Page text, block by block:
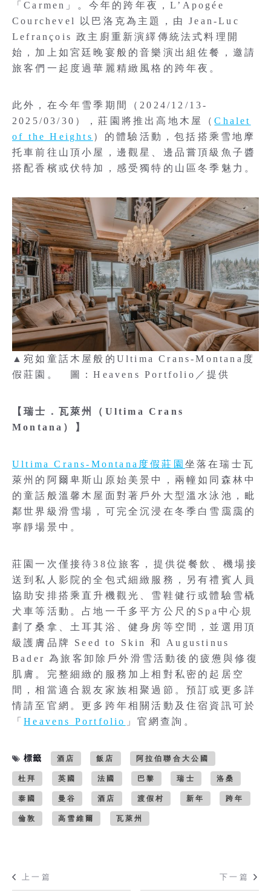
「Carmen」。今年的跨年夜，L’Apogée
Courchevel 以巴洛克為主題，由 Jean-Luc
Lefrançois 政主廚重新演繹傳統法式料理開
始，加上如宮廷晚宴般的音樂演出組佐餐，邀請
旅客們一起度過華麗精緻風格的跨年夜。
此外，在今年雪季期間（2024/12/13-
2025/03/30），莊園將推出高地木屋（Chalet
of the Heights ）的體驗活動，包括搭乘雪地摩
托車前往山頂小屋，邊觀星、邊品嘗頂級魚子醬
搭配香檳或伏特加，感受獨特的山區冬季魅力。
▲宛如童話木屋般的Ultima Crans-Montana度
假莊園。 圖：Heavens Portfolio／提供
【瑞士．瓦萊州（Ultima Crans
Montana）】
Ultima Crans-Montana度假莊園 坐落在瑞士瓦
萊州的阿爾卑斯山原始美景中，兩幢如同森林中
的童話般溫馨木屋面對著戶外大型溫水泳池，毗
鄰世界級滑雪場，可完全沉浸在冬季白雪靄靄的
寧靜場景中。
莊園一次僅接待38位旅客，提供從餐飲、機場接
送到私人影院的全包式細緻服務，另有禮賓人員
協助安排搭乘直升機觀光、雪鞋健行或體驗雪橇
犬車等活動。占地一千多平方公尺的Spa中心規
劃了桑拿、土耳其浴、健身房等空間，並選用頂
級護膚品牌 Seed to Skin 和 Augustinus
Bader 為旅客卸除戶外滑雪活動後的疲憊與修復
肌膚。完整細緻的服務加上相對私密的起居空
間，相當適合親友家族相聚過節。預訂或更多詳
情請至官網。更多跨年相關活動及住宿資訊可於
「Heavens Portfolio 」官網查詢。
標籤 酒店 飯店 阿拉伯聯合大公國
杜拜 英國 法國 巴黎 瑞士 洛桑
泰國 曼谷 酒店 渡假村 新年 跨年
倫敦 高雪維爾 瓦萊州
上一篇 下一篇